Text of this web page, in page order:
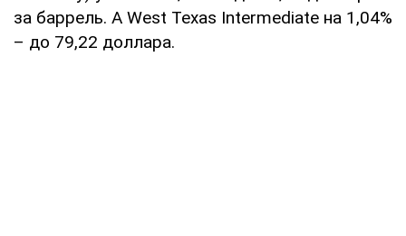
за баррель. А West Texas Intermediate на 1,04%
– до 79,22 доллара.